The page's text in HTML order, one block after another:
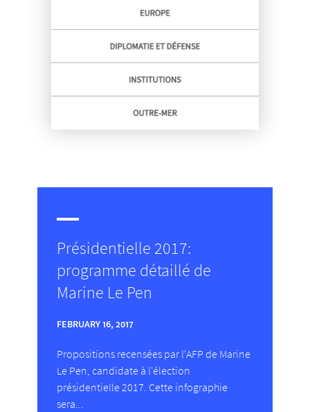
Présidentielle 2017:
programme détaillé de
Marine Le Pen
FEBRUARY 16, 2017
Propositions recensées par l'AFP de Marine
Le Pen, candidate à l'élection
présidentielle 2017. Cette infographie
sera...